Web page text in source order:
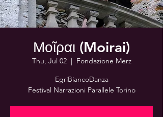
Μοῖραι (Moirai)
Thu, Jul 02
  |
Fondazione Merz
EgriBiancoDanza
Festival Narrazioni Parallele Torino